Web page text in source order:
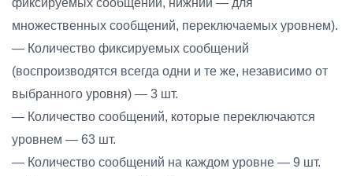
фиксируемых сообщений, нижний — для
множественных сообщений, переключаемых уровнем).
— Количество фиксируемых сообщений
(воспроизводятся всегда одни и те же, независимо от
выбранного уровня) — 3 шт.
— Количество сообщений, которые переключаются
уровнем — 63 шт.
— Количество сообщений на каждом уровне — 9 шт.